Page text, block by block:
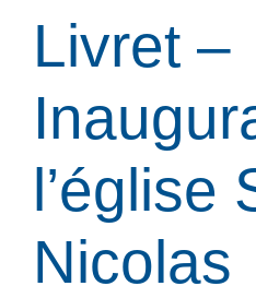
Livret –
l’église
Nicolas